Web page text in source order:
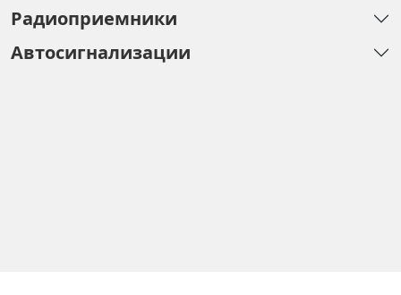
Радиоприемники
Автосигнализации